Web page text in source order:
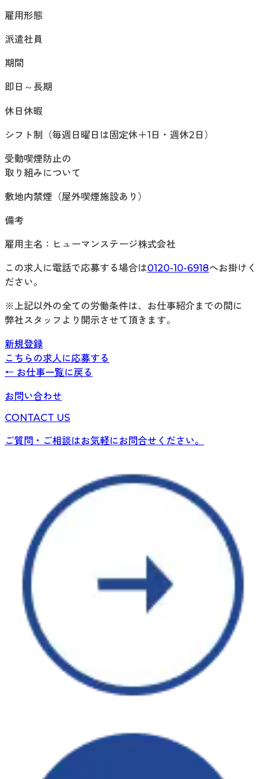
雇用形態
派遣社員
期間
即日～長期
休日休暇
シフト制（毎週日曜日は固定休＋1日・週休2日）
受動喫煙防止の
取り組みについて
敷地内禁煙（屋外喫煙施設あり）
備考
雇用主名：ヒューマンステージ株式会社
この求人に電話で応募する場合は0120-10-6918へお掛けく
ださい。
※上記以外の全ての労働条件は、お仕事紹介までの間に
弊社スタッフより開示させて頂きます。
新規登録
こちらの求人に応募する
← お仕事一覧に戻る
お問い合わせ
CONTACT US
ご質問・ご相談はお気軽にお問合せください。